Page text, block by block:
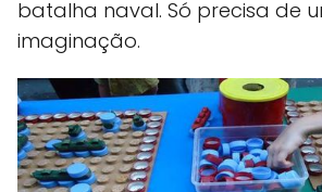
batalha naval. Só precisa de
imaginação.